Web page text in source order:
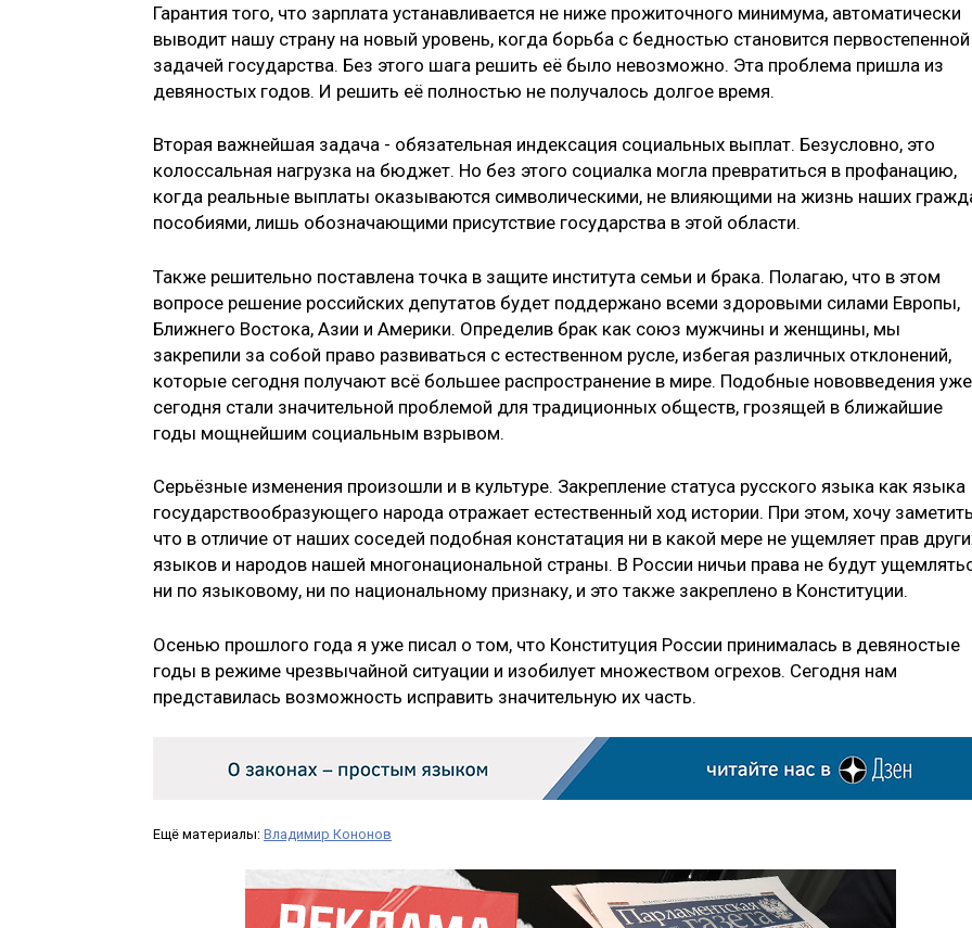
Гарантия того, что зарплата устанавливается не ниже прожиточного минимума, автоматически
выводит нашу страну на новый уровень, когда борьба с бедностью становится первостепенной
задачей государства. Без этого шага решить её было невозможно. Эта проблема пришла из
девяностых годов. И решить её полностью не получалось долгое время.
Вторая важнейшая задача - обязательная индексация социальных выплат. Безусловно, это
колоссальная нагрузка на бюджет. Но без этого социалка могла превратиться в профанацию,
когда реальные выплаты оказываются символическими, не влияющими на жизнь наших
пособиями, лишь обозначающими присутствие государства в этой области.
Также решительно поставлена точка в защите института семьи и брака. Полагаю, что в этом
вопросе решение российских депутатов будет поддержано всеми здоровыми силами Европы,
Ближнего Востока, Азии и Америки. Определив брак как союз мужчины и женщины, мы
закрепили за собой право развиваться с естественном русле, избегая различных отклонений,
которые сегодня получают всё большее распространение в мире. Подобные нововведения уже
сегодня стали значительной проблемой для традиционных обществ, грозящей в ближайшие
годы мощнейшим социальным взрывом.
Серьёзные изменения произошли и в культуре. Закрепление статуса русского языка как языка
государствообразующего народа отражает естественный ход истории. При этом, хочу
что в отличие от наших соседей подобная констатация ни в какой мере не ущемляет прав
языков и народов нашей многонациональной страны. В России ничьи права не будут
ни по языковому, ни по национальному признаку, и это также закреплено в Конституции.
Осенью прошлого года я уже писал о том, что Конституция России принималась в девяностые
годы в режиме чрезвычайной ситуации и изобилует множеством огрехов. Сегодня нам
представилась возможность исправить значительную их часть.
Ещё материалы: Владимир Кононов